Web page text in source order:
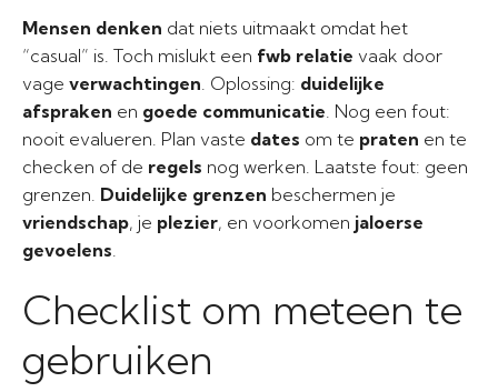
Mensen denken dat niets uitmaakt omdat het
“casual” is. Toch mislukt een fwb relatie vaak door
vage verwachtingen. Oplossing: duidelijke
afspraken en goede communicatie. Nog een fout:
nooit evalueren. Plan vaste dates om te praten en te
checken of de regels nog werken. Laatste fout: geen
grenzen. Duidelijke grenzen beschermen je
vriendschap, je plezier, en voorkomen jaloerse
gevoelens.
Checklist om meteen te
gebruiken